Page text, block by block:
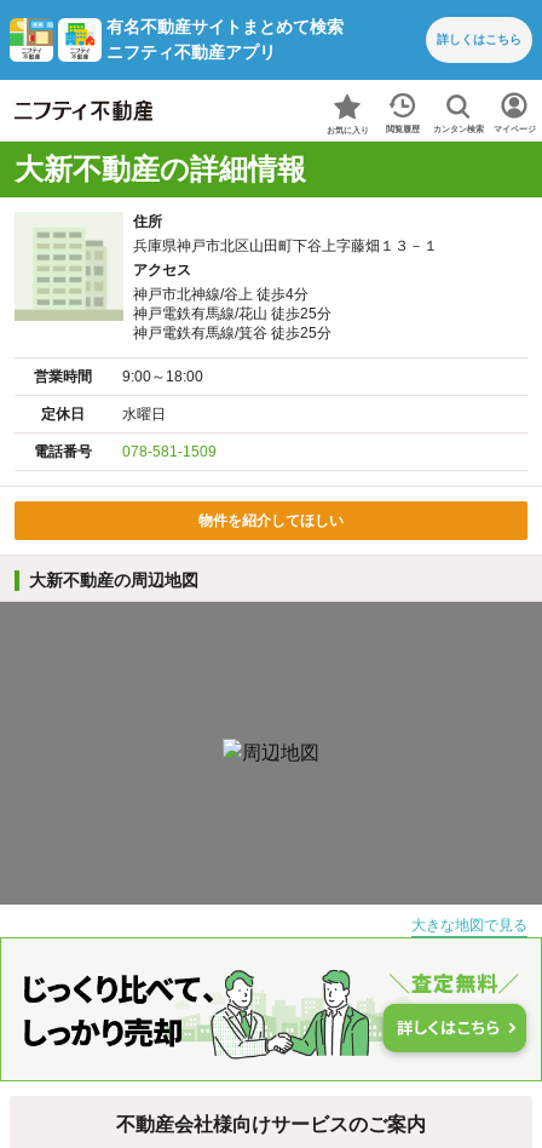
有名不動産サイトまとめて検索
ニフティ不動産アプリ
詳しくはこちら
お気に入り 閲覧履歴 カンタン検索 マイページ
大新不動産の詳細情報
住所
兵庫県神戸市北区山田町下谷上字藤畑１３－１
アクセス
神戸市北神線/谷上 徒歩4分
神戸電鉄有馬線/花山 徒歩25分
神戸電鉄有馬線/箕谷 徒歩25分
営業時間 9:00～18:00
定休日 水曜日
電話番号 078-581-1509
物件を紹介してほしい
大新不動産の周辺地図
大きな地図で見る
不動産会社様向けサービスのご案内